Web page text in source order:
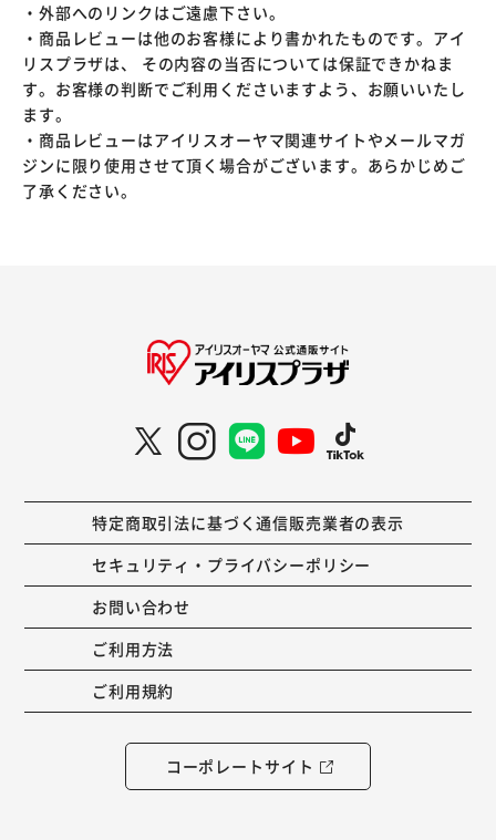
・外部へのリンクはご遠慮下さい。
・商品レビューは他のお客様により書かれたものです。アイ
リスプラザは、 その内容の当否については保証できかねま
す。お客様の判断でご利用くださいますよう、お願いいたし
ます。
・商品レビューはアイリスオーヤマ関連サイトやメールマガ
ジンに限り使用させて頂く場合がございます。あらかじめご
了承ください。
特定商取引法に基づく通信販売業者の表示
セキュリティ・プライバシーポリシー
お問い合わせ
ご利用方法
ご利用規約
コーポレートサイト